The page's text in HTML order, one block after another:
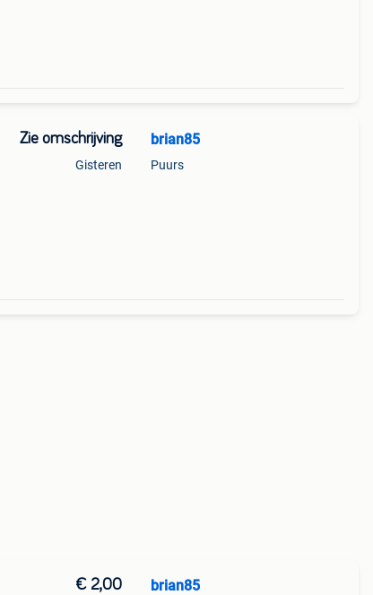
Zie omschrijving
Gisteren
brian85
Puurs
€ 2,00 brian85